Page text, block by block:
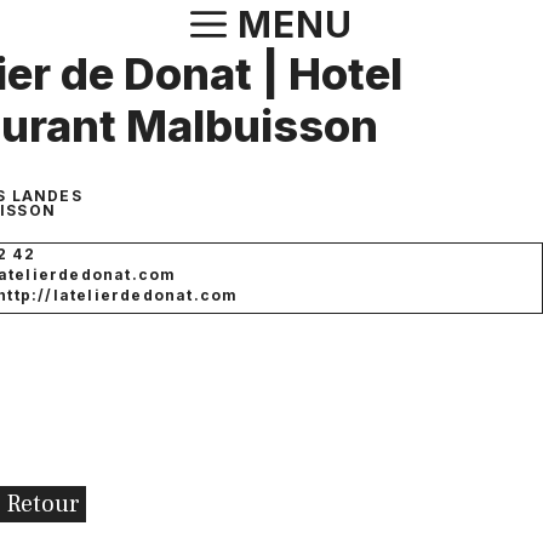
au
contenu
MENU
de Donat | Hotel
Malbuisson
LANDES
42
latelierdedonat.com
Retour